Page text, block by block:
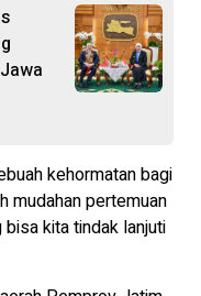
kehormatan bagi
mudahan pertemuan
kita tindak lanjuti